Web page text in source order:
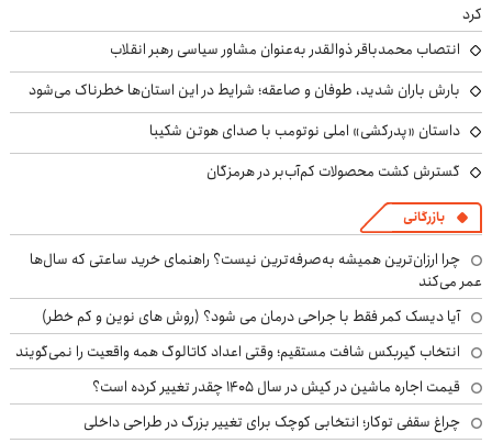
کرد
انتصاب محمدباقر ذوالقدر به‌عنوان مشاور سیاسی رهبر انقلاب
بارش باران شدید، طوفان و صاعقه؛ شرایط در این استان‌ها خطرناک می‌شود
داستان «پدرکشی» املی نوتومب با صدای هوتن شکیبا
گسترش کشت محصولات کم‌آب‌بر در هرمزگان
بازرگانی
چرا ارزان‌ترین همیشه به‌صرفه‌ترین نیست؟ راهنمای خرید ساعتی که سال‌ها
عمر می‌کند
آیا دیسک کمر فقط با جراحی درمان می شود؟ (روش های نوین و کم خطر)
انتخاب گیربکس شافت مستقیم؛ وقتی اعداد کاتالوگ همه واقعیت را نمی‌گویند
قیمت اجاره ماشین در کیش در سال ۱۴۰۵ چقدر تغییر کرده است؟
چراغ سقفی توکار؛ انتخابی کوچک برای تغییر بزرگ در طراحی داخلی